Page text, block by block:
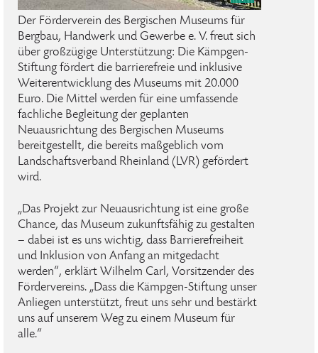
Der Förderverein des Bergischen Museums für
Bergbau, Handwerk und Gewerbe e. V. freut sich
über großzügige Unterstützung: Die Kämpgen-
Stiftung fördert die barrierefreie und inklusive
Weiterentwicklung des Museums mit 20.000
Euro. Die Mittel werden für eine umfassende
fachliche Begleitung der geplanten
Neuausrichtung des Bergischen Museums
bereitgestellt, die bereits maßgeblich vom
Landschaftsverband Rheinland (LVR) gefördert
wird.
„Das Projekt zur Neuausrichtung ist eine große
Chance, das Museum zukunftsfähig zu gestalten
– dabei ist es uns wichtig, dass Barrierefreiheit
und Inklusion von Anfang an mitgedacht
werden“, erklärt Wilhelm Carl, Vorsitzender des
Fördervereins. „Dass die Kämpgen-Stiftung unser
Anliegen unterstützt, freut uns sehr und bestärkt
uns auf unserem Weg zu einem Museum für
alle.“